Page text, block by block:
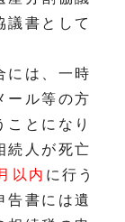
議書として
には、一時
ール等の方
とになり
続人が死亡
以内 に行う
告書には遺